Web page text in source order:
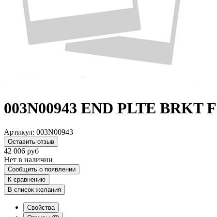
003N00943 END PLTE BRKT
Артикул: 003N00943
Оставить отзыв
42 006 руб
Нет в наличии
Сообщить о появлении
К сравнению
В список желания
Свойства